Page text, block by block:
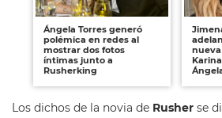
Ángela Torres generó
polémica en redes al
mostrar dos fotos
íntimas junto a
Rusherking
Los dichos de la novia de Rusher se